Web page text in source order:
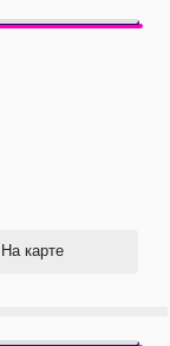
На карте